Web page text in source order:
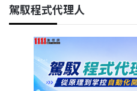
駕馭程式代理人